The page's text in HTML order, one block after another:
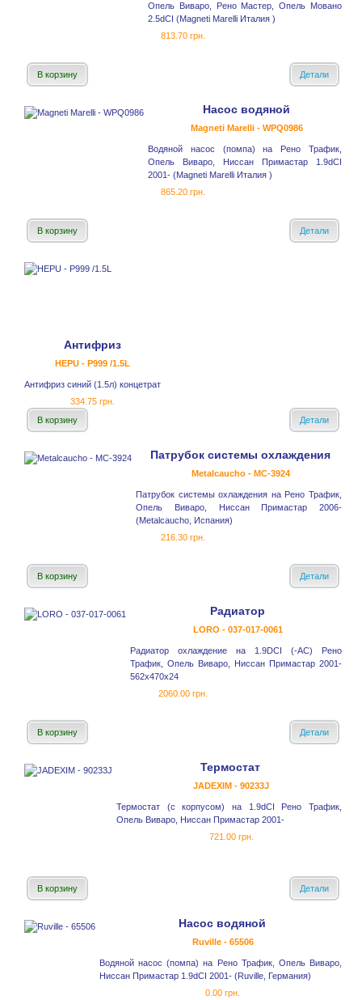
Опель Виваро, Рено Мастер, Опель Мовано
2.5dCI (Magneti Marelli Италия )
813.70 грн.
В корзину Детали
Насос водяной
Magneti Marelli - WPQ0986
Водяной насос (помпа) на Рено Трафик,
Опель Виваро, Ниссан Примастар 1.9dCI
2001- (Magneti Marelli Италия )
865.20 грн.
В корзину Детали
Антифриз
HEPU - P999 /1.5L
Антифриз синий (1.5л) концетрат
334.75 грн.
В корзину
Детали
Патрубок системы охлаждения
Metalcaucho - MC-3924
Патрубок системы охлаждения на Рено Трафик,
Опель Виваро, Ниссан Примастар 2006-
(Metalcaucho, Испания)
216.30 грн.
В корзину Детали
Радиатор
LORO - 037-017-0061
Радиатор охлаждение на 1.9DCI (-AC) Рено
Трафик, Опель Виваро, Ниссан Примастар 2001-
562x470x24
2060.00 грн.
В корзину Детали
Термостат
JADEXIM - 90233J
Термостат (с корпусом) на 1.9dCI Рено Трафик,
Опель Виваро, Ниссан Примастар 2001-
721.00 грн.
В корзину Детали
Насос водяной
Ruville - 65506
Водяной насос (помпа) на Рено Трафик, Опель Виваро,
Ниссан Примастар 1.9dCI 2001- (Ruville, Германия)
0.00 грн.